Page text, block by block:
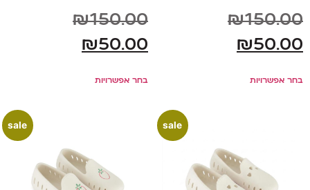
₪150.00
₪50.00
בחר אפשרויות
₪150.00
₪50.00
בחר אפשרויות
sale
sale